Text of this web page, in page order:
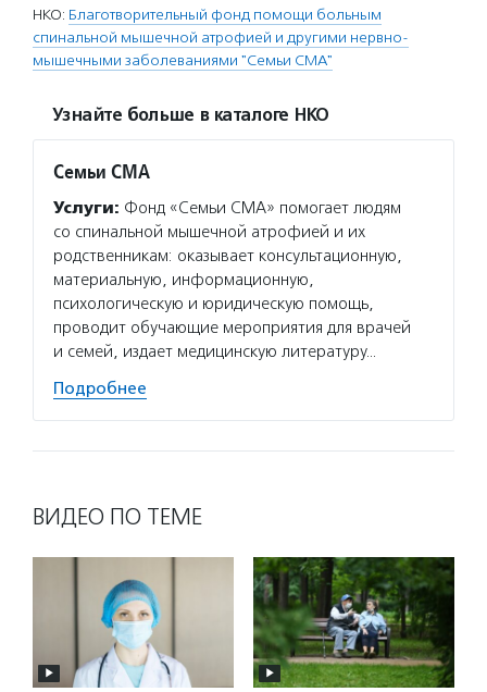
НКО: Благотворительный фонд помощи больным
спинальной мышечной атрофией и другими нервно-
мышечными заболеваниями "Семьи СМА"
Узнайте больше в каталоге НКО
Семьи СМА
Услуги: Фонд «Семьи СМА» помогает людям
со спинальной мышечной атрофией и их
родственникам: оказывает консультационную,
материальную, информационную,
психологическую и юридическую помощь,
проводит обучающие мероприятия для врачей
и семей, издает медицинскую литературу…
Подробнее
ВИДЕО ПО ТЕМЕ